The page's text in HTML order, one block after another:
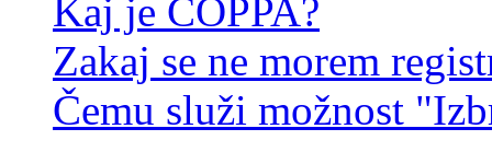
Kaj je COPPA?
Zakaj se ne morem
Čemu služi možnost